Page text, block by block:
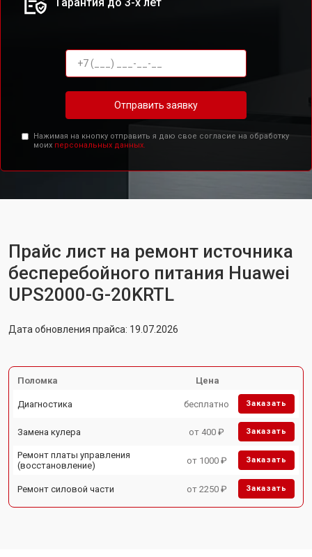
Отправить заявку
Нажимая на кнопку отправить я даю свое согласие на обработку
моих персональных данных.
Прайс лист на ремонт источника
бесперебойного питания Huawei
UPS2000-G-20KRTL
Дата обновления прайса: 19.07.2026
Поломка Цена
Диагностика бесплатно Заказать
Замена кулера от 400 ₽ Заказать
Ремонт платы управления
(восстановление)
от 1000 ₽ Заказать
Ремонт силовой части от 2250 ₽ Заказать